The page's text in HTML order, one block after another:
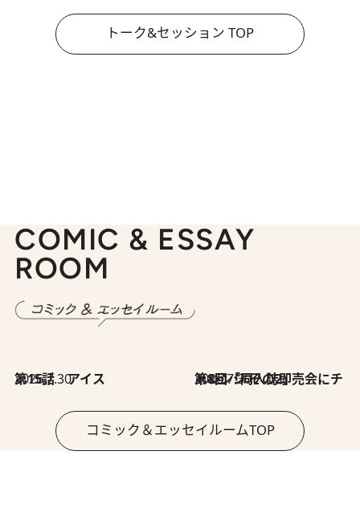
トーク&セッション TOP
COMIC & ESSAY
ROOM
2026.7.30
第15話 アイス 2026.7.30
第8回「同人誌即売会にチャレンジ その2」
コミック＆エッセイルームTOP